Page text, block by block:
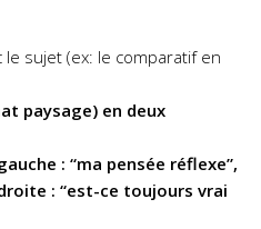
sujet (ex: le comparatif en
paysage) en deux
: “ma pensée réflexe”,
: “est-ce toujours vrai